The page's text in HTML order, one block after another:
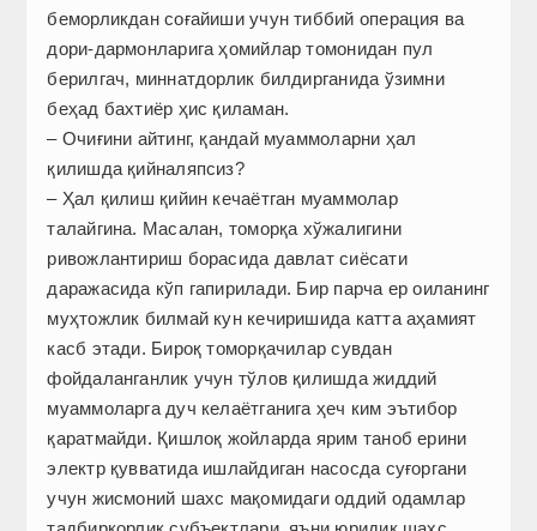
беморликдан соғайиши учун тиббий операция ва
дори-дармонларига ҳомийлар томонидан пул
берилгач, миннатдорлик билдирганида ўзимни
беҳад бахтиёр ҳис қиламан.
– Очиғини айтинг, қандай муаммоларни ҳал
қилишда қийналяпсиз?
– Ҳал қилиш қийин кечаётган муаммолар
талайгина. Масалан, томорқа хўжалигини
ривожлантириш борасида давлат сиёсати
даражасида кўп гапирилади. Бир парча ер оиланинг
муҳтожлик билмай кун кечиришида катта аҳамият
касб этади. Бироқ томорқачилар сувдан
фойдаланганлик учун тўлов қилишда жиддий
муаммоларга дуч келаётганига ҳеч ким эътибор
қаратмайди. Қишлоқ жойларда ярим таноб ерини
электр қувватида ишлайдиган насосда суғоргани
учун жисмоний шахс мақомидаги оддий одамлар